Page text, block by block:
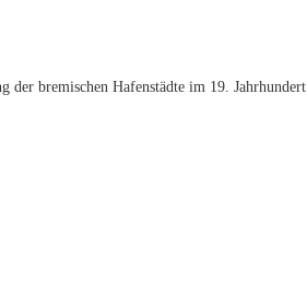
der bremischen Hafenstädte im 19. Jahrhundert